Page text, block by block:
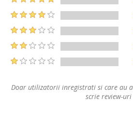
Doar utilizatorii inregistrati si care au
scrie review-uri